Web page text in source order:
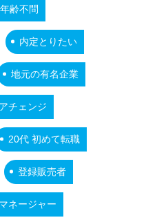
年齢不問
内定とりたい
地元の有名企業
チェンジ
20代 初めて転職
登録販売者
ネージャー